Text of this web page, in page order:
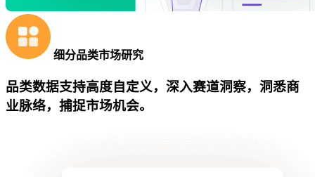
细分品类市场研究
品类数据支持高度自定义，深入赛道洞察，洞悉商
业脉络，捕捉市场机会。